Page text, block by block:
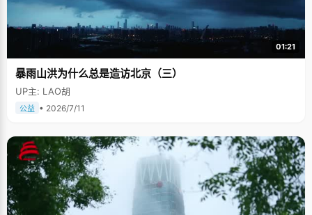
01:21
暴雨山洪为什么总是造访北京（三）
UP主: LAO胡
公益 • 2026/7/11